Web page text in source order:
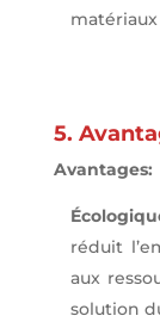
5.
Avantages:
réduit
aux
solution